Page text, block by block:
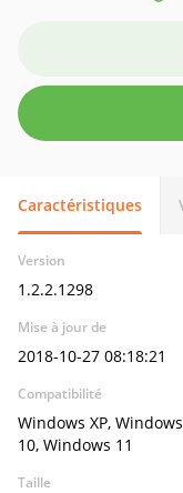
Caractéristiques
Version
1.2.2.1298
Mise à jour de
2018-10-27 08:18:21
Compatibilité
Windows XP,
10, Windows 11
Taille